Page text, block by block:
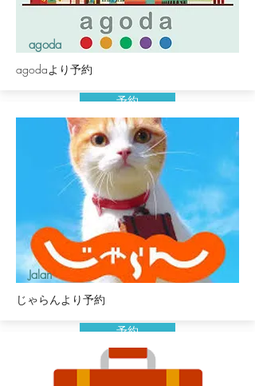
agoda
agodaより予約
予約
Jalan
じゃらんより予約
予約